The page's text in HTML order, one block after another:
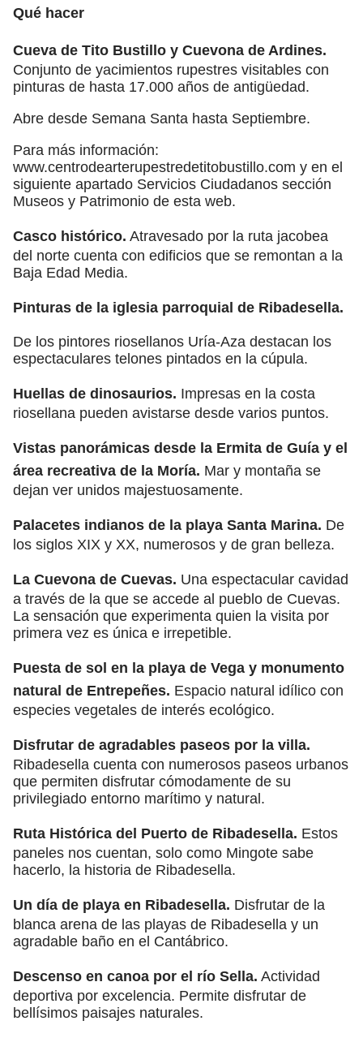
Qué hacer
Cueva de Tito Bustillo y Cuevona de Ardines.
Conjunto de yacimientos rupestres visitables con
pinturas de hasta 17.000 años de antigüedad.
Abre desde Semana Santa hasta Septiembre.
Para más información:
www.centrodearterupestredetitobustillo.com y en el
siguiente apartado Servicios Ciudadanos sección
Museos y Patrimonio de esta web.
Casco histórico. Atravesado por la ruta jacobea
del norte cuenta con edificios que se remontan a la
Baja Edad Media.
Pinturas de la iglesia parroquial de Ribadesella.
De los pintores riosellanos Uría-Aza destacan los
espectaculares telones pintados en la cúpula.
Huellas de dinosaurios. Impresas en la costa
riosellana pueden avistarse desde varios puntos.
Vistas panorámicas desde la Ermita de Guía y el
área recreativa de la Moría. Mar y montaña se
dejan ver unidos majestuosamente.
Palacetes indianos de la playa Santa Marina. De
los siglos XIX y XX, numerosos y de gran belleza.
La Cuevona de Cuevas. Una espectacular cavidad
a través de la que se accede al pueblo de Cuevas.
La sensación que experimenta quien la visita por
primera vez es única e irrepetible.
Puesta de sol en la playa de Vega y monumento
natural de Entrepeñes. Espacio natural idílico con
especies vegetales de interés ecológico.
Disfrutar de agradables paseos por la villa.
Ribadesella cuenta con numerosos paseos urbanos
que permiten disfrutar cómodamente de su
privilegiado entorno marítimo y natural.
Ruta Histórica del Puerto de Ribadesella. Estos
paneles nos cuentan, solo como Mingote sabe
hacerlo, la historia de Ribadesella.
Un día de playa en Ribadesella. Disfrutar de la
blanca arena de las playas de Ribadesella y un
agradable baño en el Cantábrico.
Descenso en canoa por el río Sella. Actividad
deportiva por excelencia. Permite disfrutar de
bellísimos paisajes naturales.